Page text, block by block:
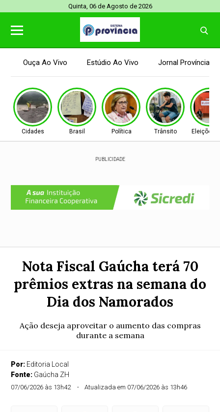
Quinta, 06 de Agosto de 2026
Ouça Ao Vivo Estúdio Ao Vivo Jornal Província
Cidades Brasil Política Trânsito Eleições
PUBLICIDADE
Nota Fiscal Gaúcha terá 70
prêmios extras na semana do
Dia dos Namorados
Ação deseja aproveitar o aumento das compras
durante a semana
Por: Editoria Local
Fonte: Gaúcha ZH
07/06/2026 às 13h42 Atualizada em 07/06/2026 às 13h46